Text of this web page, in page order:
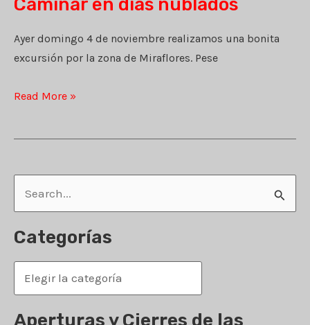
Caminar en días nublados
Ayer domingo 4 de noviembre realizamos una bonita
excursión por la zona de Miraflores. Pese
Caminar
Read More »
s
r
p
Categorías
a
t
Aperturas y Cierres de las